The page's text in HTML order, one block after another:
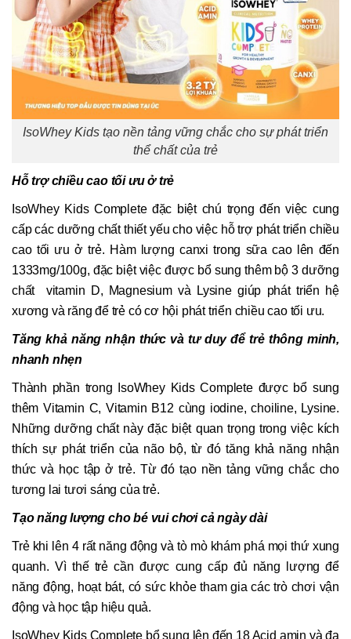
IsoWhey Kids tạo nền tảng vững chắc cho sự phát triển
thể chất của trẻ
Hỗ trợ chiều cao tối ưu ở trẻ
IsoWhey Kids Complete đặc biệt chú trọng đến việc cung
cấp các dưỡng chất thiết yếu cho việc hỗ trợ phát triển chiều
cao tối ưu ở trẻ. Hàm lượng canxi trong sữa cao lên đến
1333mg/100g, đặc biệt việc được bổ sung thêm bộ 3 dưỡng
chất vitamin D, Magnesium và Lysine giúp phát triển hệ
xương và răng để trẻ có cơ hội phát triển chiều cao tối ưu.
Tăng khả năng nhận thức và tư duy để trẻ thông minh,
nhanh nhẹn
Thành phần trong IsoWhey Kids Complete được bổ sung
thêm Vitamin C, Vitamin B12 cùng iodine, choiline, Lysine.
Những dưỡng chất này đặc biệt quan trọng trong việc kích
thích sự phát triển của não bộ, từ đó tăng khả năng nhận
thức và học tập ở trẻ. Từ đó tạo nền tảng vững chắc cho
tương lai tươi sáng của trẻ.
Tạo năng lượng cho bé vui chơi cả ngày dài
Trẻ khi lên 4 rất năng động và tò mò khám phá mọi thứ xung
quanh. Vì thế trẻ cần được cung cấp đủ năng lượng để
năng động, hoạt bát, có sức khỏe tham gia các trò chơi vận
động và học tập hiệu quả.
IsoWhey Kids Complete bổ sung lên đến 18 Acid amin và đa